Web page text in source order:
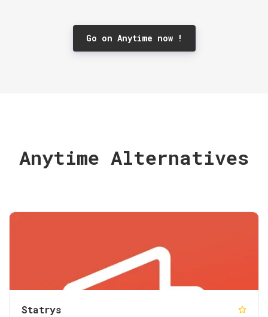
Go on Anytime now !
Anytime Alternatives
Statrys